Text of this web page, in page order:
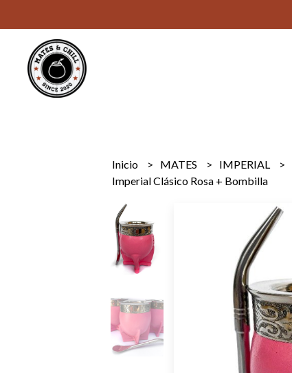
Inicio MATES IMPERIAL
Imperial Clásico Rosa + Bombilla